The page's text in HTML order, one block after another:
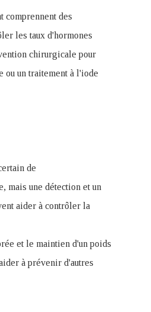
comprennent des
les taux d'hormones
chirurgicale pour
un traitement à l'iode
de
une détection et un
aider à contrôler la
et le maintien d'un poids
à prévenir d'autres